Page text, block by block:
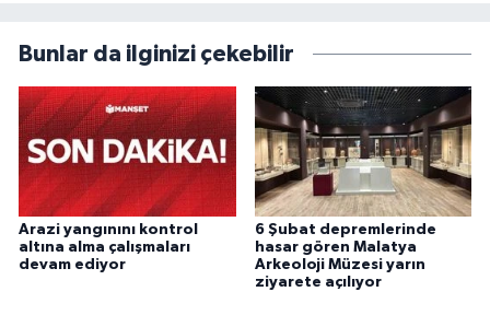
Bunlar da ilginizi çekebilir
Arazi yangınını kontrol
altına alma çalışmaları
devam ediyor
6 Şubat depremlerinde
hasar gören Malatya
Arkeoloji Müzesi yarın
ziyarete açılıyor